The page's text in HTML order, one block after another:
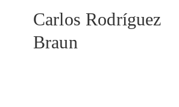
Carlos Rodríguez
Braun